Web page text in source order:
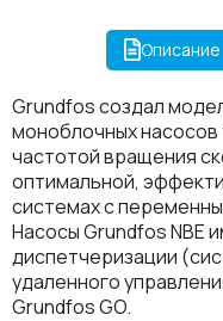
Описание
Grundfos создал
моноблочных насосов
частотой вращения
оптимальной,
системах с
Насосы Grundfos NBE
диспетчеризации
удаленного
Grundfos GO.